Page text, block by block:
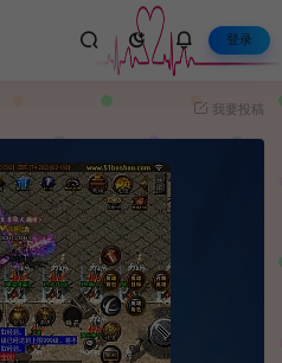
登录
我要投稿